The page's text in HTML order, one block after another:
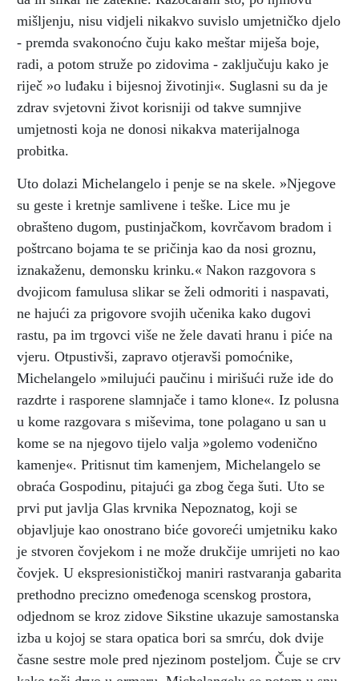
mišljenju, nisu vidjeli nikakvo suvislo umjetničko djelo
- premda svakonoćno čuju kako meštar miješa boje,
radi, a potom struže po zidovima - zaključuju kako je
riječ »o luđaku i bijesnoj životinji«. Suglasni su da je
zdrav svjetovni život korisniji od takve sumnjive
umjetnosti koja ne donosi nikakva materijalnoga
probitka.
Uto dolazi Michelangelo i penje se na skele. »Njegove
su geste i kretnje samlivene i teške. Lice mu je
obrašteno dugom, pustinjačkom, kovrčavom bradom i
poštrcano bojama te se pričinja kao da nosi groznu,
iznakaženu, demonsku krinku.« Nakon razgovora s
dvojicom famulusa slikar se želi odmoriti i naspavati,
ne hajući za prigovore svojih učenika kako dugovi
rastu, pa im trgovci više ne žele davati hranu i piće na
vjeru. Otpustivši, zapravo otjeravši pomoćnike,
Michelangelo »milujući paučinu i mirišući ruže ide do
razdrte i rasporene slamnjače i tamo klone«. Iz polusna
u kome razgovara s miševima, tone polagano u san u
kome se na njegovo tijelo valja »golemo vodenično
kamenje«. Pritisnut tim kamenjem, Michelangelo se
obraća Gospodinu, pitajući ga zbog čega šuti. Uto se
prvi put javlja Glas krvnika Nepoznatog, koji se
objavljuje kao onostrano biće govoreći umjetniku kako
je stvoren čovjekom i ne može drukčije umrijeti no kao
čovjek. U ekspresionističkoj maniri rastvaranja gabarita
prethodno precizno omeđenoga scenskog prostora,
odjednom se kroz zidove Sikstine ukazuje samostanska
izba u kojoj se stara opatica bori sa smrću, dok dvije
časne sestre mole pred njezinom posteljom. Čuje se crv